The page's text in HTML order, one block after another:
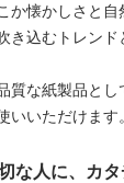
か懐かしさと
き込むトレンド
質な紙製品と
いいただけます。
な人に、カ